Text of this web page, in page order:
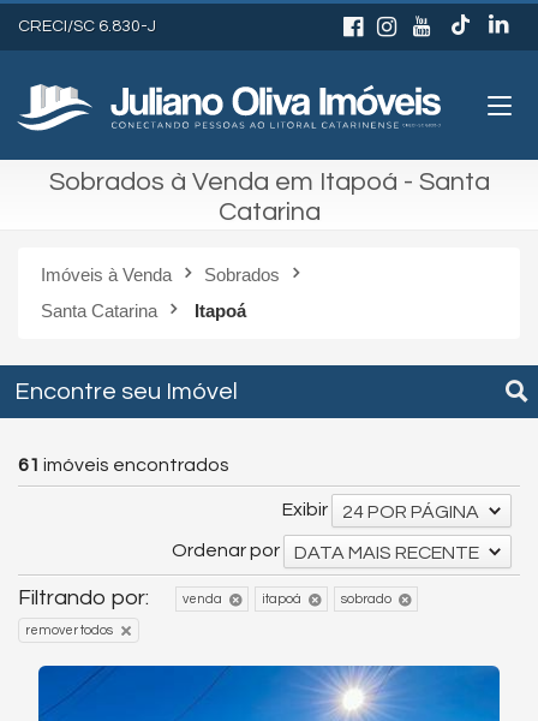
CRECI/SC 6.830-J
Sobrados à Venda em Itapoá - Santa
Catarina
Imóveis à Venda
Sobrados
Santa Catarina
Itapoá
Encontre seu Imóvel
61 imóveis encontrados
Exibir
24 POR PÁGINA
Ordenar por
DATA MAIS RECENTE
Filtrando por: venda itapoá sobrado
remover todos